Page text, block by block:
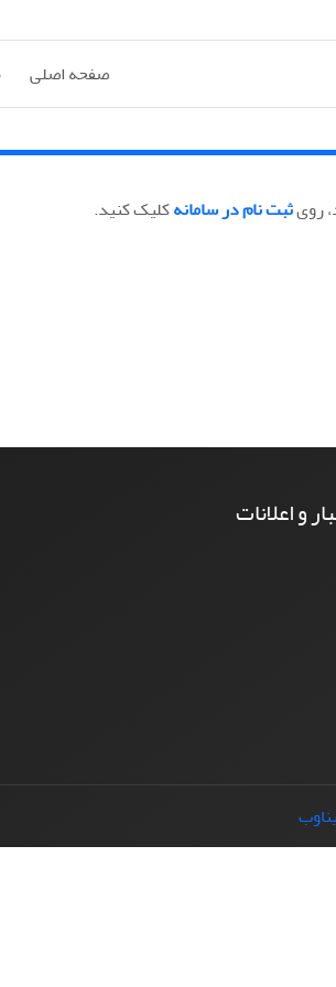
صفحه اصلی
رویثبت نام در سامانهکلیک کنید.
و اعلانات